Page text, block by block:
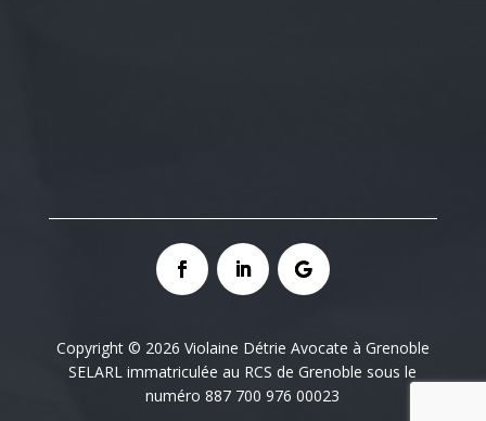
Copyright © 2026 Violaine Détrie Avocate à Grenoble
SELARL immatriculée au RCS de Grenoble sous le
numéro 887 700 976 00023